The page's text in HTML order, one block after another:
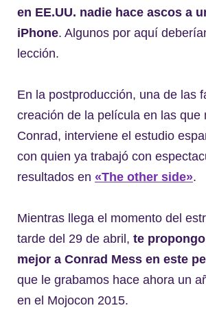
en EE.UU. nadie hace ascos a
iPhone. Algunos por aquí
lección.
En la postproducción, una de las
creación de la película en las que
Conrad, interviene el estudio
con quien ya trabajó con
resultados en «The other side».
Mientras llega el momento del
tarde del 29 de abril, te
mejor a Conrad Mess en este
que le grabamos hace ahora un
en el Mojocon 2015.